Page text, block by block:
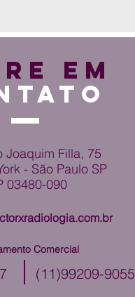
EM
Joaquim Filla, 75
- São Paulo SP
03480-090
Comercial
(11)99209-9055